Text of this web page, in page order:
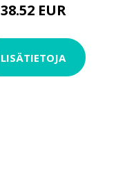
38.52 EUR
LISÄTIETOJA